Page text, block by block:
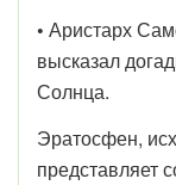
• Аристарх
высказал
Солнца.
Эратосфен,
представляет